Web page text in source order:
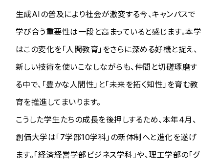
生成AIの普及により社会が激変する今、キャンパスで
学び合う重要性は一段と高まっていると感じます。本学
はこの変化を「人間教育」をさらに深める好機と捉え、
新しい技術を使いこなしながらも、仲間と切磋琢磨す
る中で、「豊かな人間性」と「未来を拓く知性」を育む教
育を推進してまいります。
こうした学生たちの成長を後押しするため、本年4月、
創価大学は「7学部10学科」の新体制へと進化を遂げ
ます。「経済経営学部ビジネス学科」や、理工学部の「グ